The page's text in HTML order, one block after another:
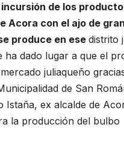
de los
Acora con el ajo de gran
produce en ese distrito
ha dado lugar a que el
juliaqueño
de San
Istaña, ex alcalde de
la producción del bulbo